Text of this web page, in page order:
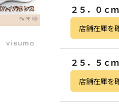
２５．０ｃｍ
店舗在庫を
２５．５ｃｍ
店舗在庫を